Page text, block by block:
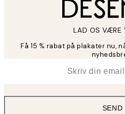
LAD OS VÆRE
Få 15 % rabat på plakater nu,
SEND